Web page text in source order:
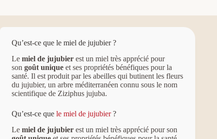
Qu’est-ce que le miel de jujubier ?
Le miel de jujubier est un miel très apprécié pour
son goût unique et ses propriétés bénéfiques pour la
santé. Il est produit par les abeilles qui butinent les fleurs
du jujubier, un arbre méditerranéen connu sous le nom
scientifique de Ziziphus jujuba.
Qu’est-ce que le miel de jujubier?
Le miel de jujubier est un miel très apprécié pour son